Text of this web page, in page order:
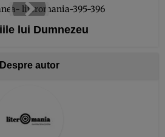
lui Dumnezeu
Despre autor